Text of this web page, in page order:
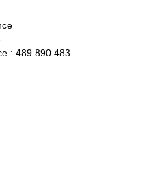
: 489 890 483